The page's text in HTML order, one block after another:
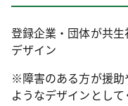
登録企業・団体が共
デザイン
※障害のある方が援助
ようなデザインとして